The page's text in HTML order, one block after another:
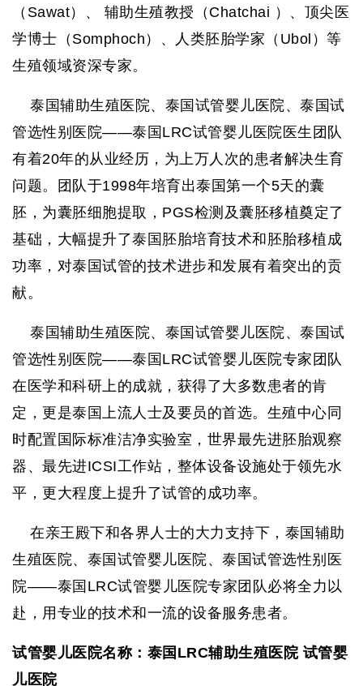
（ Sawat）、 辅助生殖教授（ Chatchai ）、顶尖医
学博士（ Somphoch ）、人类胚胎学家（ Ubol ）等
生殖领域资深专家。
泰国辅助生殖医院、泰国试管婴儿医院、泰国试
管选性别医院——泰国 LRC试管婴儿医院医生团队
有着20年的从业经历，为上万人次的患者解决生育
问题。团队于1998年培育出泰国第一个5天的囊
胚，为囊胚细胞提取， PGS检测及囊胚移植奠定了
基础，大幅提升了泰国胚胎培育技术和胚胎移植成
功率，对泰国试管的技术进步和发展有着突出的贡
献。
泰国辅助生殖医院、泰国试管婴儿医院、泰国试
管选性别医院——泰国 LRC试管婴儿医院专家团队
在医学和科研上的成就，获得了大多数患者的肯
定，更是泰国上流人士及要员的首选。生殖中心同
时配置国际标准洁净实验室，世界最先进胚胎观察
器、最先进ICSI工作站，整体设备设施处于领先水
平，更大程度上提升了试管的成功率。
在亲王殿下和各界人士的大力支持下，泰国辅助
生殖医院、泰国试管婴儿医院、泰国试管选性别医
院——泰国 LRC试管婴儿医院专家团队必将全力以
赴，用专业的技术和一流的设备服务患者。
试管婴儿医院名称：泰国LRC辅助生殖医院 试管婴
儿医院